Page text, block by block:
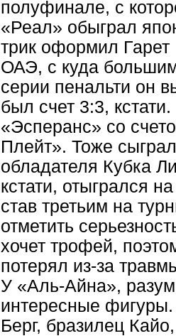
полуфинале, с
«Реал» обыграл
трик оформил Гарет
ОАЭ, с куда
серии пенальти он
был счет 3:3,
«Эсперанс» со
Плейт». Тоже
обладателя Кубка
кстати, отыгрался
став третьим на
отметить
хочет трофей,
потерял из-за
У «Аль-Айна»,
интересные
Берг, бразилец